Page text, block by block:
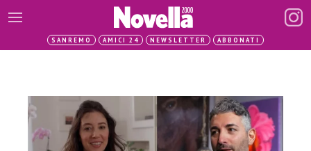
SANREMO AMICI 24 NEWSLETTER ABBONATI